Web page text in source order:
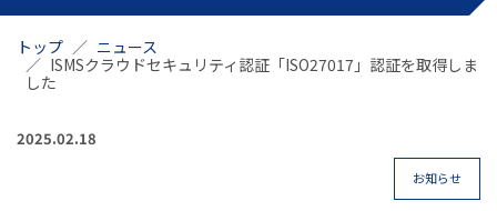
トップ
ニュース
ISMSクラウドセキュリティ認証「ISO27017」認証を取得しま
した
2025.02.18
お知らせ